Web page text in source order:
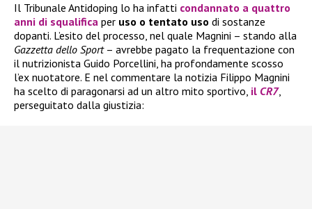
Il Tribunale Antidoping lo ha infatti condannato a quattro
anni di squalifica per uso o tentato uso di sostanze
dopanti. L’esito del processo, nel quale Magnini – stando alla
Gazzetta dello Sport– avrebbe pagato la frequentazione con
il nutrizionista Guido Porcellini, ha profondamente scosso
l’ex nuotatore. E nel commentare la notizia Filippo Magnini
ha scelto di paragonarsi ad un altro mito sportivo, il CR7,
perseguitato dalla giustizia: